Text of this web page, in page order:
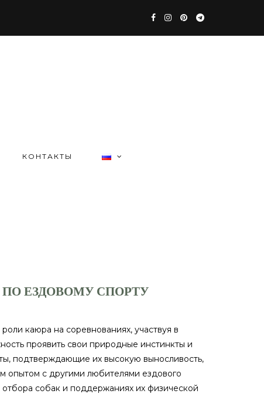
КОНТАКТЫ
ЕЗДОВОМУ СПОРТУ
каюра на соревнованиях, участвуя в
проявить свои природные инстинкты и
подтверждающие их высокую выносливость,
опытом с другими любителями ездового
собак и поддержаниях их физической